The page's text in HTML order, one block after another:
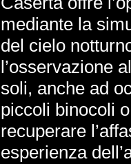
mediante la
del cielo
l’osservazione
soli, anche ad
piccoli binocoli
recuperare
esperienza